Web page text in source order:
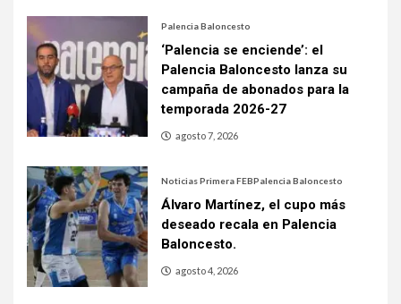
Palencia Baloncesto
‘Palencia se enciende’: el
Palencia Baloncesto lanza su
campaña de abonados para la
temporada 2026-27
agosto 7, 2026
Noticias Primera FEBPalencia Baloncesto
Álvaro Martínez, el cupo más
deseado recala en Palencia
Baloncesto.
agosto 4, 2026